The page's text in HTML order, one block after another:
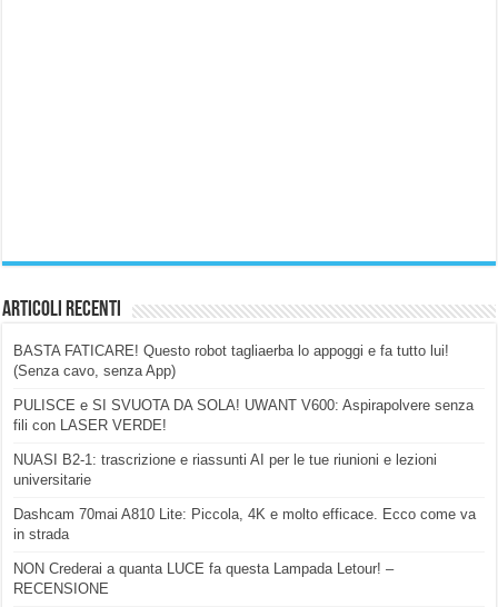
Articoli Recenti
BASTA FATICARE! Questo robot tagliaerba lo appoggi e fa tutto lui!
(Senza cavo, senza App)
PULISCE e SI SVUOTA DA SOLA! UWANT V600: Aspirapolvere senza
fili con LASER VERDE!
NUASI B2-1: trascrizione e riassunti AI per le tue riunioni e lezioni
universitarie
Dashcam 70mai A810 Lite: Piccola, 4K e molto efficace. Ecco come va
in strada
NON Crederai a quanta LUCE fa questa Lampada Letour! –
RECENSIONE